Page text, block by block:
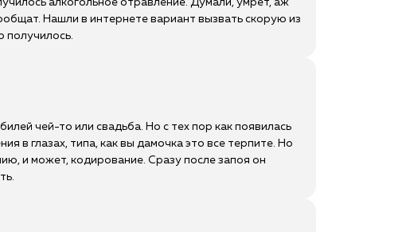
алкогольное отравление. Думали, умрет, аж
Нашли в интернете вариант вызвать скорую из
получилось.
чей-то или свадьба. Но с тех пор как появилась
в глазах, типа, как вы дамочка это все терпите. Но
и может, кодирование. Сразу после запоя он